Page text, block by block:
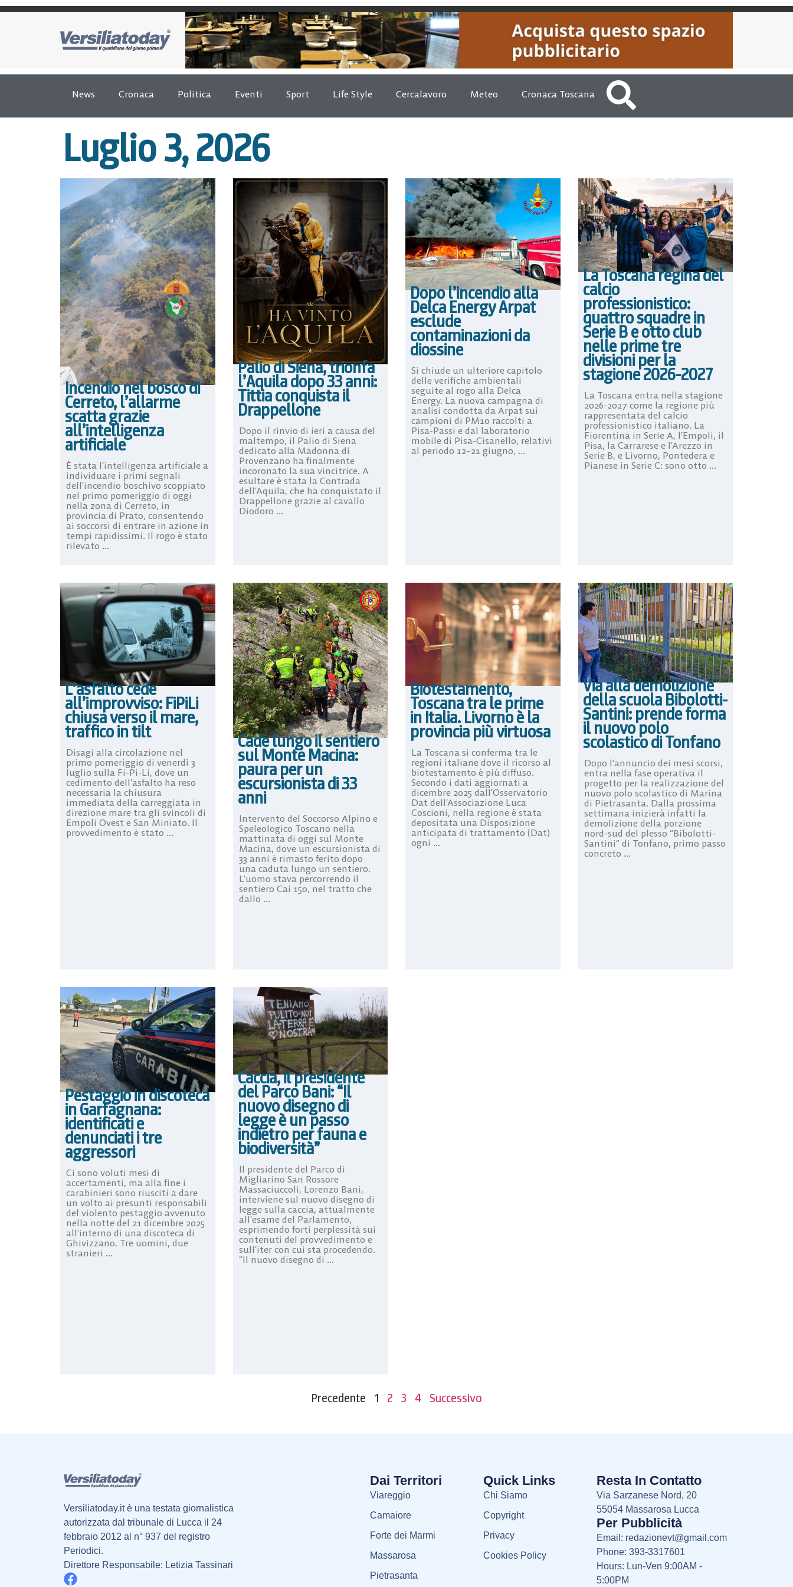
News Cronaca Politica Eventi Sport Life Style Cercalavoro Meteo Cronaca Toscana
Luglio 3, 2026
Incendio nel bosco di
Cerreto, l’allarme
scatta grazie
all’intelligenza
artificiale
È stata l’intelligenza artificiale a
individuare i primi segnali
dell’incendio boschivo scoppiato
nel primo pomeriggio di oggi
nella zona di Cerreto, in
provincia di Prato, consentendo
ai soccorsi di entrare in azione in
tempi rapidissimi. Il rogo è stato
rilevato ...
Palio di Siena, trionfa
l’Aquila dopo 33 anni:
Tittia conquista il
Drappellone
Dopo il rinvio di ieri a causa del
maltempo, il Palio di Siena
dedicato alla Madonna di
Provenzano ha finalmente
incoronato la sua vincitrice. A
esultare è stata la Contrada
dell’Aquila, che ha conquistato il
Drappellone grazie al cavallo
Diodoro ...
Dopo l’incendio alla
Delca Energy Arpat
esclude
contaminazioni da
diossine
Si chiude un ulteriore capitolo
delle verifiche ambientali
seguite al rogo alla Delca
Energy. La nuova campagna di
analisi condotta da Arpat sui
campioni di PM10 raccolti a
Pisa-Passi e dal laboratorio
mobile di Pisa-Cisanello, relativi
al periodo 12–21 giugno, ...
La Toscana regina del
calcio
professionistico:
quattro squadre in
Serie B e otto club
nelle prime tre
divisioni per la
stagione 2026-2027
La Toscana entra nella stagione
2026-2027 come la regione più
rappresentata del calcio
professionistico italiano. La
Fiorentina in Serie A, l’Empoli, il
Pisa, la Carrarese e l’Arezzo in
Serie B, e Livorno, Pontedera e
Pianese in Serie C: sono otto ...
L’asfalto cede
all’improvviso: FiPiLi
chiusa verso il mare,
traffico in tilt
Disagi alla circolazione nel
primo pomeriggio di venerdì 3
luglio sulla Fi-Pi-Li, dove un
cedimento dell’asfalto ha reso
necessaria la chiusura
immediata della carreggiata in
direzione mare tra gli svincoli di
Empoli Ovest e San Miniato. Il
provvedimento è stato ...
Cade lungo il sentiero
sul Monte Macina:
paura per un
escursionista di 33
anni
Intervento del Soccorso Alpino e
Speleologico Toscano nella
mattinata di oggi sul Monte
Macina, dove un escursionista di
33 anni è rimasto ferito dopo
una caduta lungo un sentiero.
L’uomo stava percorrendo il
sentiero Cai 150, nel tratto che
dallo ...
Biotestamento,
Toscana tra le prime
in Italia. Livorno è la
provincia più virtuosa
La Toscana si conferma tra le
regioni italiane dove il ricorso al
biotestamento è più diffuso.
Secondo i dati aggiornati a
dicembre 2025 dall’Osservatorio
Dat dell’Associazione Luca
Coscioni, nella regione è stata
depositata una Disposizione
anticipata di trattamento (Dat)
ogni ...
Via alla demolizione
della scuola Bibolotti-
Santini: prende forma
il nuovo polo
scolastico di Tonfano
Dopo l’annuncio dei mesi scorsi,
entra nella fase operativa il
progetto per la realizzazione del
nuovo polo scolastico di Marina
di Pietrasanta. Dalla prossima
settimana inizierà infatti la
demolizione della porzione
nord-sud del plesso “Bibolotti-
Santini” di Tonfano, primo passo
concreto ...
Pestaggio in discoteca
in Garfagnana:
identificati e
denunciati i tre
aggressori
Ci sono voluti mesi di
accertamenti, ma alla fine i
carabinieri sono riusciti a dare
un volto ai presunti responsabili
del violento pestaggio avvenuto
nella notte del 21 dicembre 2025
all’interno di una discoteca di
Ghivizzano. Tre uomini, due
stranieri ...
Caccia, il presidente
del Parco Bani: “Il
nuovo disegno di
legge è un passo
indietro per fauna e
biodiversità”
Il presidente del Parco di
Migliarino San Rossore
Massaciuccoli, Lorenzo Bani,
interviene sul nuovo disegno di
legge sulla caccia, attualmente
all’esame del Parlamento,
esprimendo forti perplessità sui
contenuti del provvedimento e
sull’iter con cui sta procedendo.
“Il nuovo disegno di ...
Precedente 1 2 3 4 Successivo
Versiliatoday.it è una testata giornalistica
autorizzata dal tribunale di Lucca il 24
febbraio 2012 al n° 937 del registro
Periodici.
Direttore Responsabile: Letizia Tassinari
Dai Territori
Viareggio
Camaiore
Forte dei Marmi
Massarosa
Pietrasanta
Quick Links
Chi Siamo
Copyright
Privacy
Cookies Policy
Resta In Contatto
Via Sarzanese Nord, 20
55054 Massarosa Lucca
Per Pubblicità
Email: redazionevt@gmail.com
Phone: 393-3317601
Hours: Lun-Ven 9:00AM -
5:00PM